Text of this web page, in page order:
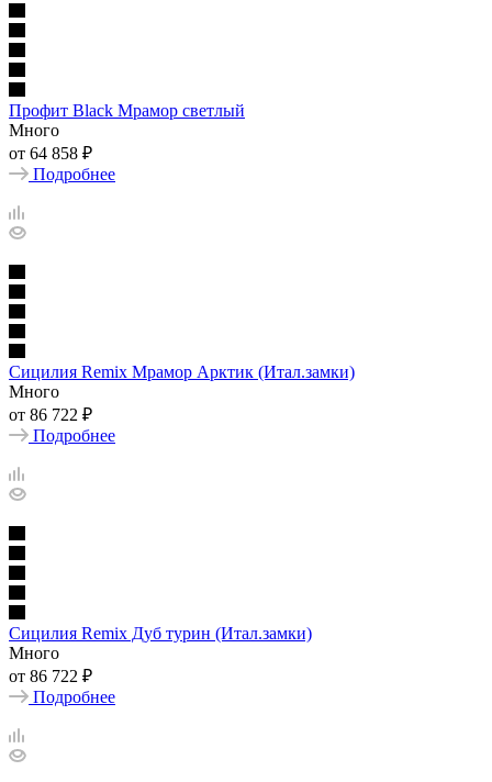
Профит Black Мрамор светлый
Много
от 64 858 ₽
Подробнее
Сицилия Remix Мрамор Арктик (Итал.замки)
Много
от 86 722 ₽
Подробнее
Сицилия Remix Дуб турин (Итал.замки)
Много
от 86 722 ₽
Подробнее